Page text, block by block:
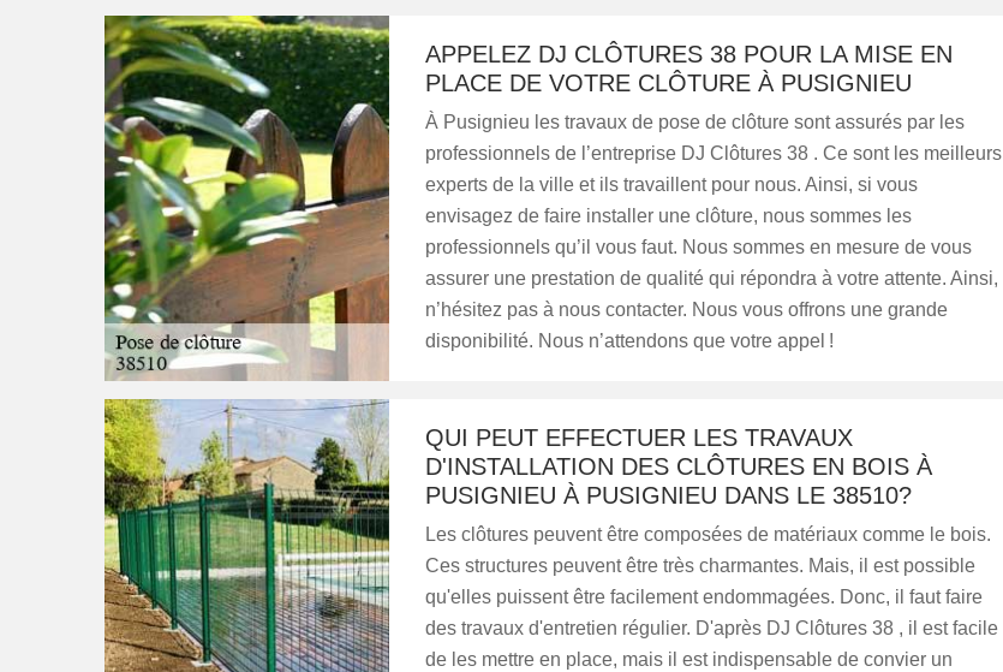
APPELEZ DJ CLÔTURES 38 POUR LA MISE EN
PLACE DE VOTRE CLÔTURE À PUSIGNIEU
À Pusignieu les travaux de pose de clôture sont assurés par les
professionnels de l’entreprise DJ Clôtures 38 . Ce sont les meilleurs
experts de la ville et ils travaillent pour nous. Ainsi, si vous
envisagez de faire installer une clôture, nous sommes les
professionnels qu’il vous faut. Nous sommes en mesure de vous
assurer une prestation de qualité qui répondra à votre attente. Ainsi,
n’hésitez pas à nous contacter. Nous vous offrons une grande
disponibilité. Nous n’attendons que votre appel !
QUI PEUT EFFECTUER LES TRAVAUX
D'INSTALLATION DES CLÔTURES EN BOIS À
PUSIGNIEU À PUSIGNIEU DANS LE 38510?
Les clôtures peuvent être composées de matériaux comme le bois.
Ces structures peuvent être très charmantes. Mais, il est possible
qu'elles puissent être facilement endommagées. Donc, il faut faire
des travaux d'entretien régulier. D'après DJ Clôtures 38 , il est facile
de les mettre en place, mais il est indispensable de convier un